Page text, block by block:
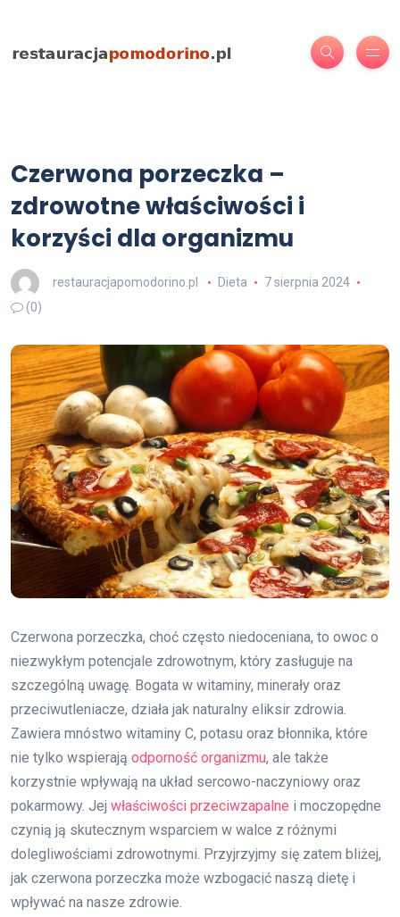
Czerwona porzeczka –
zdrowotne właściwości i
korzyści dla organizmu
restauracjapomodorino.pl Dieta
7 sierpnia 2024
(0)
Czerwona porzeczka, choć często niedoceniana, to owoc o
niezwykłym potencjale zdrowotnym, który zasługuje na
szczególną uwagę. Bogata w witaminy, minerały oraz
przeciwutleniacze, działa jak naturalny eliksir zdrowia.
Zawiera mnóstwo witaminy C, potasu oraz błonnika, które
nie tylko wspierają odporność organizmu, ale także
korzystnie wpływają na układ sercowo-naczyniowy oraz
pokarmowy. Jej właściwości przeciwzapalne i moczopędne
czynią ją skutecznym wsparciem w walce z różnymi
dolegliwościami zdrowotnymi. Przyjrzyjmy się zatem bliżej,
jak czerwona porzeczka może wzbogacić naszą dietę i
wpływać na nasze zdrowie.